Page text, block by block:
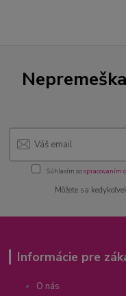
Súhlasím sospracovaním
Môžete sa
Informácie pre
O nás